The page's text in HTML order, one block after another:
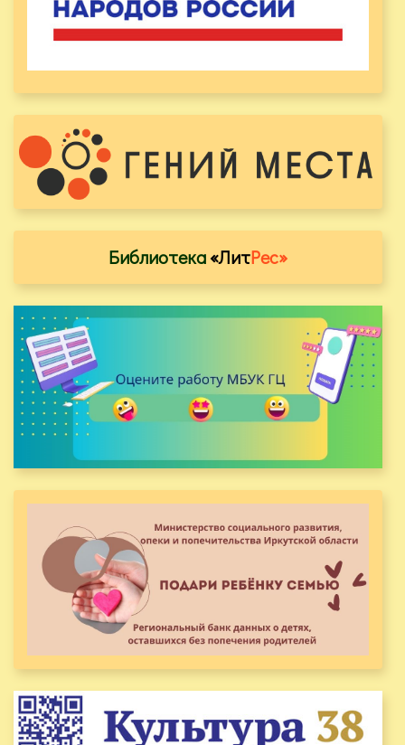
Библиотека«ЛитРес»